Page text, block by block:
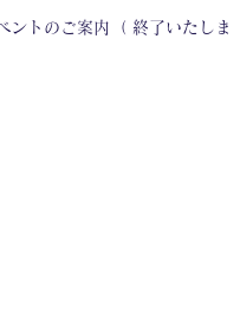
ントのご案内（ 終了いたしま